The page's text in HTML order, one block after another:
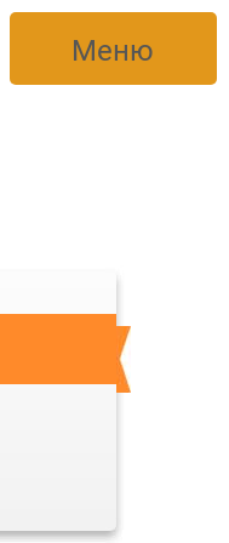
Меню